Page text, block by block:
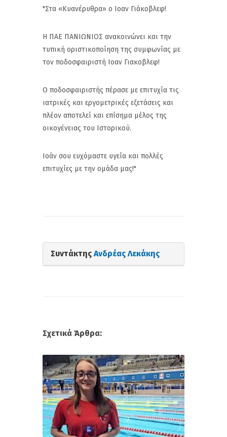
"Στα «Κυανέρυθρα» ο Ιοαν Γιάκοβλεφ!
Η ΠΑΕ ΠΑΝΙΩΝΙΟΣ ανακοινώνει και την
τυπική οριστικοποίηση της συμφωνίας με
τον ποδοσφαιριστή Ιοαν Γιακοβλεφ!
Ο ποδοσφαιριστής πέρασε με επιτυχία τις
ιατρικές και εργομετρικές εξετάσεις και
πλέον αποτελεί και επίσημα μέλος της
οικογένειας του Ιστορικού.
Ιοάν σου ευχόμαστε υγεία και πολλές
επιτυχίες με την ομάδα μας!"
Συντάκτης Ανδρέας Λεκάκης
Σχετικά Άρθρα: